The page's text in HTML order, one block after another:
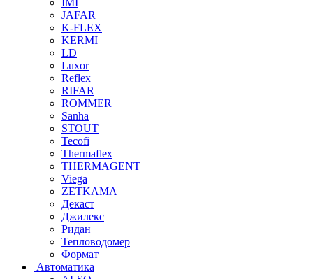
JAFAR
K-FLEX
KERMI
LD
Luxor
Reflex
RIFAR
ROMMER
Sanha
STOUT
Tecofi
Thermaflex
THERMAGENT
Viega
ZETKAMA
Декаст
Джилекс
Ридан
Тепловодомер
Формат
Автоматика